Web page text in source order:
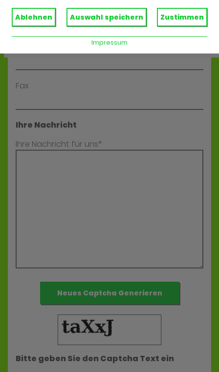
Ablehnen Auswahl speichern Zustimmen
Impressum
E-Mail*
Fax
Ihre Nachricht
Ihre Nachricht für uns*
Neues Captcha Generieren
Bitte geben Sie den Captcha Text ein